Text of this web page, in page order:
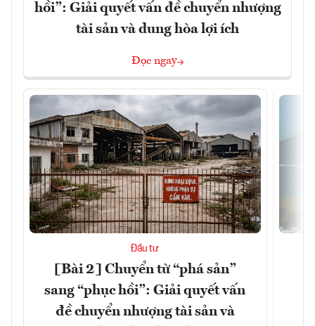
hồi”: Giải quyết vấn đề chuyển nhượng
tài sản và dung hòa lợi ích
Đọc ngay
Đầu tư
[Bài 2] Chuyển từ “phá sản”
sang “phục hồi”: Giải quyết vấn
đề chuyển nhượng tài sản và